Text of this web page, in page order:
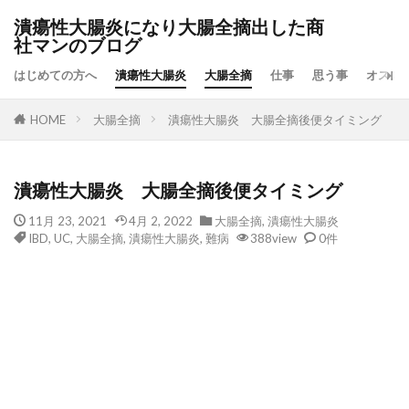
潰瘍性大腸炎になり大腸全摘出した商
社マンのブログ
はじめての方へ 潰瘍性大腸炎 大腸全摘 仕事 思う事 オスス
HOME 大腸全摘 潰瘍性大腸炎 大腸全摘後便タイミング
潰瘍性大腸炎 大腸全摘後便タイミング
11月 23, 2021 4月 2, 2022 大腸全摘, 潰瘍性大腸炎
IBD, UC, 大腸全摘, 潰瘍性大腸炎, 難病 388view 0件